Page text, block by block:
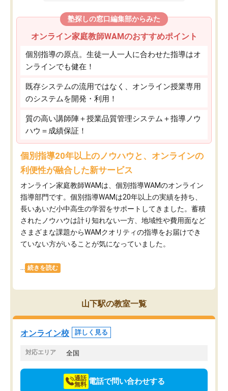
塾探しの窓口編集部からみた
オンライン家庭教師WAMのおすすめポイント
個別指導の原点。生徒一人一人に合わせた指導はオ
ンラインでも健在！
既存システムの流用ではなく、オンライン授業専用
のシステムを開発・利用！
質の高い講師陣＋授業品質管理システム＋指導ノウ
ハウ＝成績保証！
個別指導20年以上のノウハウと、オンラインの
利便性が融合した新サービス
オンライン家庭教師WAMは、個別指導WAMのオンライン
指導部門です。個別指導WAMは20年以上の実績を持ち、
長いあいだ小中高生の学習をサポートしてきました。蓄積
されたノウハウは計り知れない一方、地域性や費用面など
さまざまな課題からWAMクオリティの指導をお届けでき
ていない方がいることが気になっていました。
続きを読む
山下駅の教室一覧
オンライン校 詳しく見る
対応エリア 全国
通話
無料 電話で問い合わせする